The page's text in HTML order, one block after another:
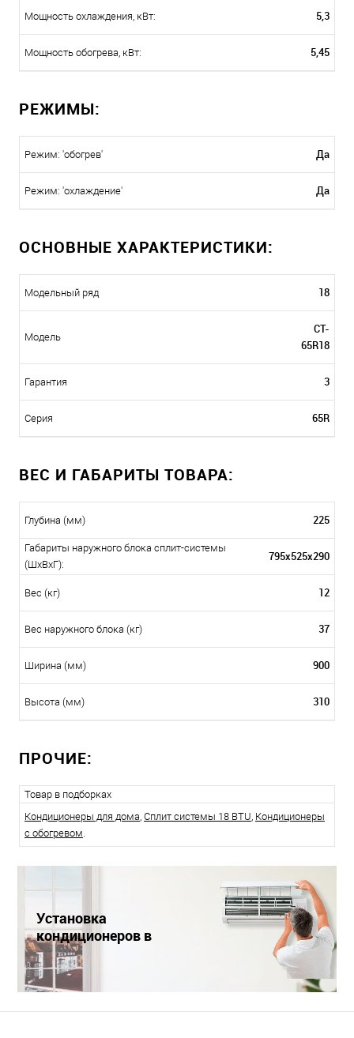
Мощность охлаждения, кВт: 5,3
Мощность обогрева, кВт: 5,45
РЕЖИМЫ:
Режим: 'обогрев' Да
Режим: 'охлаждение' Да
ОСНОВНЫЕ ХАРАКТЕРИСТИКИ:
Модельный ряд 18
Модель
CT-
65R18
Гарантия 3
Серия 65R
ВЕС И ГАБАРИТЫ ТОВАРА:
Глубина (мм) 225
Габариты наружного блока сплит-системы
(ШxВxГ):
795х525х290
Вес (кг) 12
Вес наружного блока (кг) 37
Ширина (мм) 900
Высота (мм) 310
ПРОЧИЕ:
Товар в подборках
Кондиционеры для дома, Сплит системы 18 BTU, Кондиционеры
с обогревом.
Установка
кондиционеров в
Краснодаре